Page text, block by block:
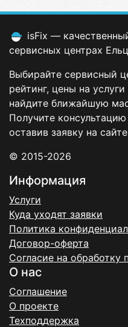
isFix —
сервисных центрах
Выбирайте сервисный
рейтинг, цены на
найдите ближайшую
Получите
оставив заявку на
© 2015-2026
Информация
Услуги
Куда уходят заявки
Политика
Договор-оферта
Согласие на обработку
О нас
Соглашение
О проекте
Техподдержка